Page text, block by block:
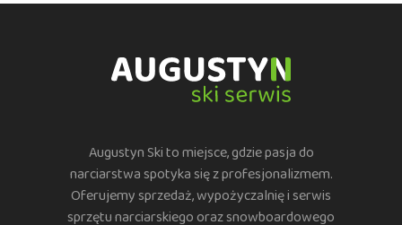
Augustyn Ski to miejsce, gdzie pasja do
narciarstwa spotyka się z profesjonalizmem.
Oferujemy sprzedaż, wypożyczalnię i serwis
sprzętu narciarskiego oraz snowboardowego